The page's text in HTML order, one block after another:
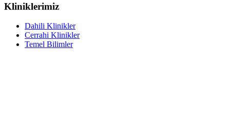
Kliniklerimiz
Dahili Klinikler
Cerrahi Klinikler
Temel Bilimler